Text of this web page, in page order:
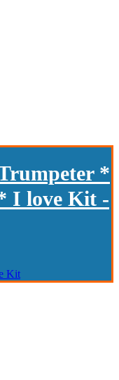
*
I love Kit -
Kit